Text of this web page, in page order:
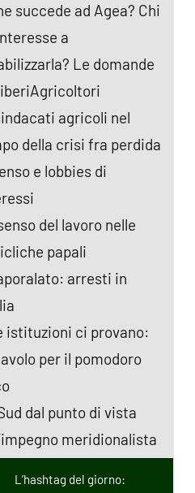
succede ad Agea? Chi
a
Le domande
agricoli nel
della crisi fra perdida
e lobbies di
del lavoro nelle
papali
arresti in
istituzioni ci provano:
per il pomodoro
dal punto di vista
meridionalista
L’hashtag del giorno: